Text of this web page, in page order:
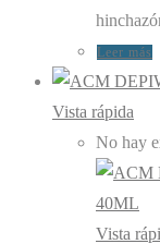
Leer más
Vista rápida
No hay
Vista